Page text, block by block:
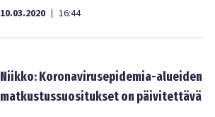
10.03.2020 | 16:44
Niikko: Koronavirusepidemia-alueiden
matkustussuositukset on päivitettävä